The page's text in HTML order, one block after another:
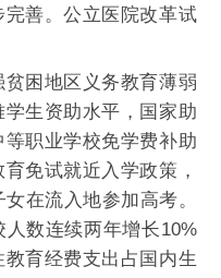
善。公立医院改革试
困地区义务教育薄弱
生资助水平，国家助
职业学校免学费补助
免试就近入学政策，
在流入地参加高考。
数连续两年增长10%
育经费支出占国内生